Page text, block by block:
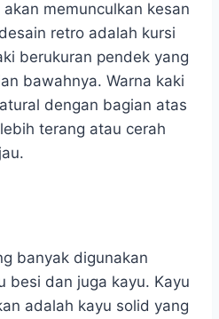
akan memunculkan kesan
retro adalah kursi
berukuran pendek yang
bawahnya. Warna kaki
dengan bagian atas
terang atau cerah
banyak digunakan
besi dan juga kayu. Kayu
adalah kayu solid yang